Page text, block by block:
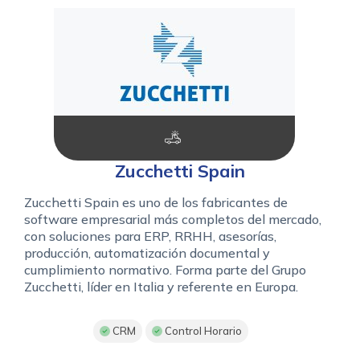
Zucchetti Spain
Zucchetti Spain es uno de los fabricantes de
software empresarial más completos del mercado,
con soluciones para ERP, RRHH, asesorías,
producción, automatización documental y
cumplimiento normativo. Forma parte del Grupo
Zucchetti, líder en Italia y referente en Europa.
CRM Control Horario